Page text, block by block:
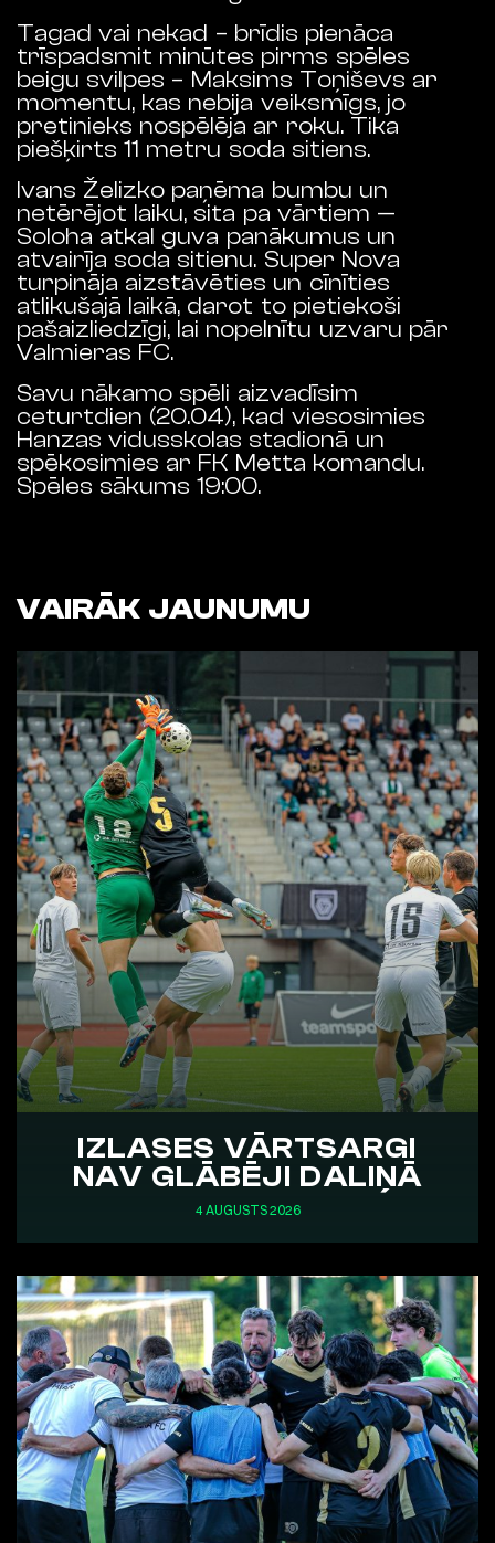
Tagad vai nekad – brīdis pienāca
trīspadsmit minūtes pirms spēles
beigu svilpes – Maksims Toņiševs ar
momentu, kas nebija veiksmīgs, jo
pretinieks nospēlēja ar roku. Tika
piešķirts 11 metru soda sitiens.
Ivans Želizko paņēma bumbu un
netērējot laiku, sita pa vārtiem —
Soloha atkal guva panākumus un
atvairīja soda sitienu. Super Nova
turpināja aizstāvēties un cīnīties
atlikušajā laikā, darot topietiekoši
pašaizliedzīgi, lai nopelnītu uzvaru pār
Valmieras FC.
Savu nākamo spēli aizvadīsim
ceturtdien (20.04), kad viesosimies
Hanzas vidusskolas stadionā un
spēkosimies ar FK Metta komandu.
Spēles sākums 19:00.
VAIRĀK JAUNUMU
IZLASES VĀRTSARGI
NAV GLĀBĒJI DALIŅĀ
4 AUGUSTS 2026